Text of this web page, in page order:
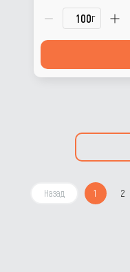
г
Назад 1 2